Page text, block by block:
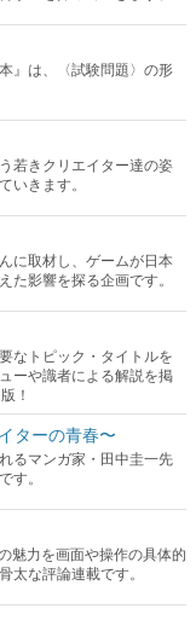
』は、〈試験問題〉の形
若きクリエイター達の姿
いきます。
に取材し、ゲームが日本
た影響を探る企画です。
なトピック・タイトルを
ーや識者による解説を掲
！
ターの青春〜
るマンガ家・田中圭一先
す。
魅力を画面や操作の具体的
太な評論連載です。